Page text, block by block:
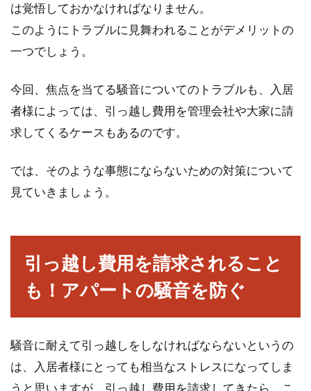
アパートの賃貸契約書を紛失した
ら！契約に影響はあるの？
ば、そのアパートの賃貸契約書です。契約に関
する重要な...
アパートの苦情はどこに言う？直接
とがあるかも...
や人口、特性を掴んでおく
アパート経営を始めてみたいけど、初心者にと
は覚悟しておかなければなりません。
このようにトラブルに見舞われることがデメリットの
一つでしょう。
今回、焦点を当てる騒音についてのトラブルも、入居
者様によっては、引っ越し費用を管理会社や大家に請
求してくるケースもあるのです。
では、そのような事態にならないための対策について
見ていきましょう。
引っ越し費用を請求されること
も！アパートの騒音を防ぐ
騒音に耐えて引っ越しをしなければならないというの
は、入居者様にとっても相当なストレスになってしま
うと思いますが、引っ越し費用を請求してきたら、こ